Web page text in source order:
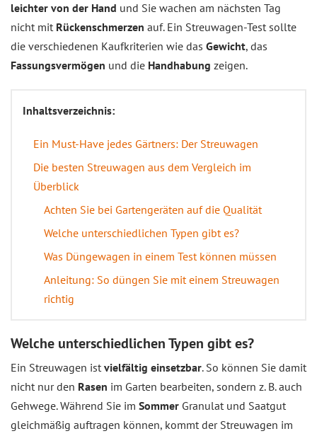
leichter von der Hand und Sie wachen am nächsten Tag
nicht mit Rückenschmerzen auf. Ein Streuwagen-Test sollte
die verschiedenen Kaufkriterien wie das Gewicht, das
Fassungsvermögen und die Handhabung zeigen.
Inhaltsverzeichnis:
Ein Must-Have jedes Gärtners: Der Streuwagen
Die besten Streuwagen aus dem Vergleich im
Überblick
Achten Sie bei Gartengeräten auf die Qualität
Welche unterschiedlichen Typen gibt es?
Was Düngewagen in einem Test können müssen
Anleitung: So düngen Sie mit einem Streuwagen
richtig
Welche unterschiedlichen Typen gibt es?
Ein Streuwagen ist vielfältig einsetzbar. So können Sie damit
nicht nur den Rasen im Garten bearbeiten, sondern z. B. auch
Gehwege. Während Sie im Sommer Granulat und Saatgut
gleichmäßig auftragen können, kommt der Streuwagen im